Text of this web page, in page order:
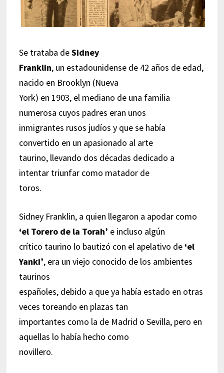
Se trataba deSidney
Franklin, un estadounidense de 42 años de edad,
nacido en Brooklyn (Nueva
York) en 1903, el mediano de una familia
numerosa cuyos padres eran unos
inmigrantes rusos judíos y que se había
convertido en un apasionado al arte
taurino, llevando dos décadas dedicado a
intentar triunfar como matador de
toros.
Sidney Franklin, a quien llegaron a apodar como
‘el Torero de la Torah’ e incluso algún
crítico taurino lo bautizó con el apelativo de ‘el
Yanki’, era un viejo conocido de los ambientes
taurinos
españoles, debido a que ya había estado en otras
veces toreando en plazas tan
importantes como la de Madrid o Sevilla, pero en
aquellas lo había hecho como
novillero.